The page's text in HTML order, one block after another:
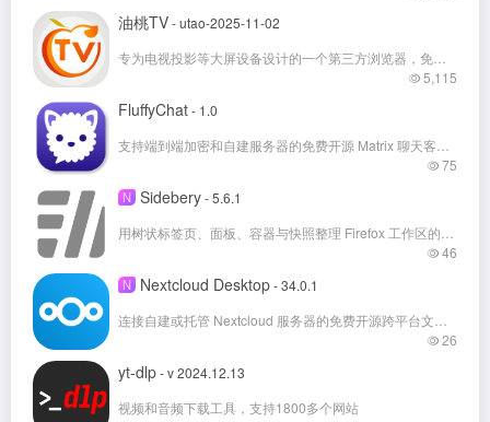
油桃TV- utao-2025-11-02
5,115
FluffyChat- 1.0
75
N Sidebery- 5.6.1
46
N Nextcloud Desktop- 34.0.1
26
yt-dlp- v 2024.12.13
视频和音频下载工具，支持1800多个网站